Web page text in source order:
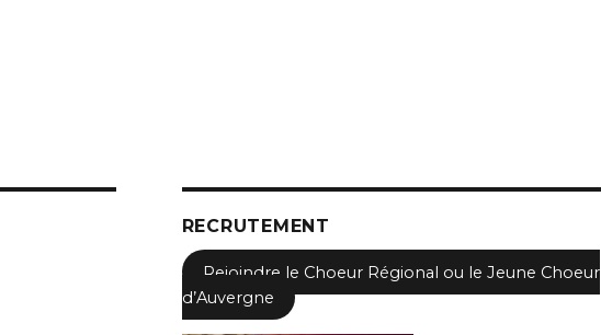
RECRUTEMENT
Rejoindre le Choeur Régional ou le Jeune Choeur
d’Auvergne